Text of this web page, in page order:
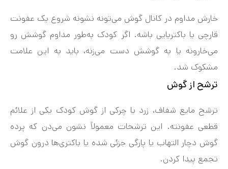
خارش مداوم در کانال گوش می‌تونه نشونه شروع یک عفونت
قارچی یا باکتریایی باشه. اگر کودک به‌طور مداوم گوشش رو
می‌خارونه یا به گوشش دست می‌زنه، باید به این علامت
مشکوک شد.
ترشح از گوش
ترشح مایع شفاف، زرد یا چرکی از گوش کودک یکی از علائم
قطعی عفونته. این ترشحات معمولاً نشون می‌دن که پرده
گوش دچار التهاب یا پارگی جزئی شده یا باکتری‌ها درون گوش
تجمع پیدا کردن.